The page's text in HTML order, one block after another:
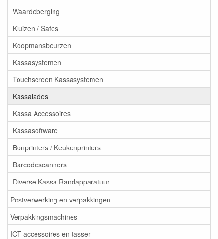
Waardeberging
Kluizen / Safes
Koopmansbeurzen
Kassasystemen
Touchscreen Kassasystemen
Kassalades
Kassa Accessoires
Kassasoftware
Bonprinters / Keukenprinters
Barcodescanners
Diverse Kassa Randapparatuur
Postverwerking en verpakkingen
Verpakkingsmachines
ICT accessoires en tassen